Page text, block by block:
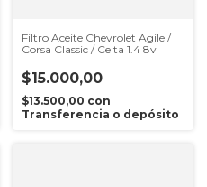
Filtro Aceite Chevrolet Agile /
Corsa Classic / Celta 1.4 8v
$15.000,00
$13.500,00 con
Transferencia o depósito